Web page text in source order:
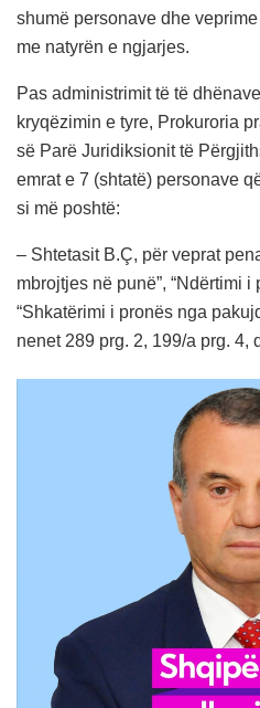
shumë personave dhe
me natyrën e ngjarjes.
Pas administrimit të të
kryqëzimin e tyre, Prokuroria
së Parë Juridiksionit të
emrat e 7 (shtatë) personave
si më poshtë:
– Shtetasit B.Ç, për veprat
mbrojtjes në punë”, “Ndërtimi i
“Shkatërimi i pronës nga
nenet 289 prg. 2, 199/a prg. 4,